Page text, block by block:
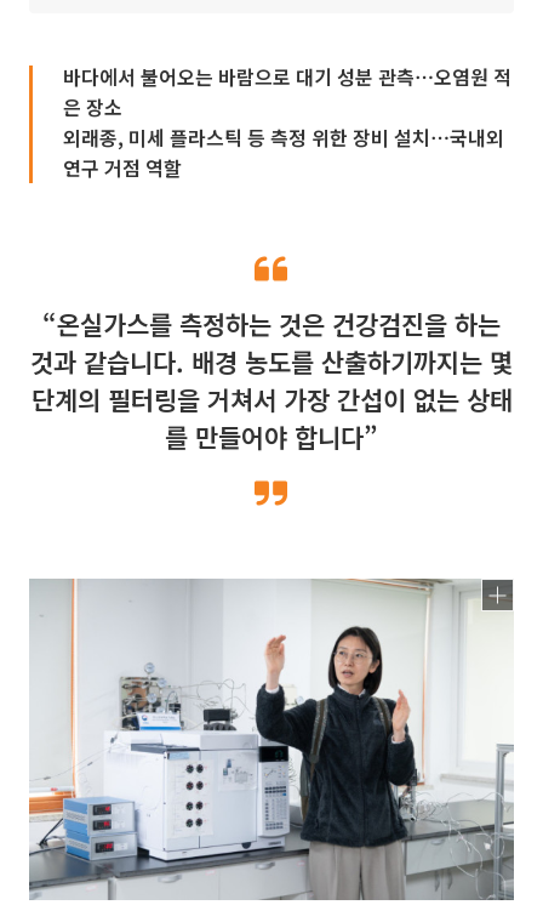
바다에서 불어오는 바람으로 대기 성분 관측⋯오염원 적
은 장소
외래종, 미세 플라스틱 등 측정 위한 장비 설치⋯국내외
연구 거점 역할
“온실가스를 측정하는 것은 건강검진을 하는
것과 같습니다. 배경 농도를 산출하기까지는 몇
단계의 필터링을 거쳐서 가장 간섭이 없는 상태
를 만들어야 합니다”